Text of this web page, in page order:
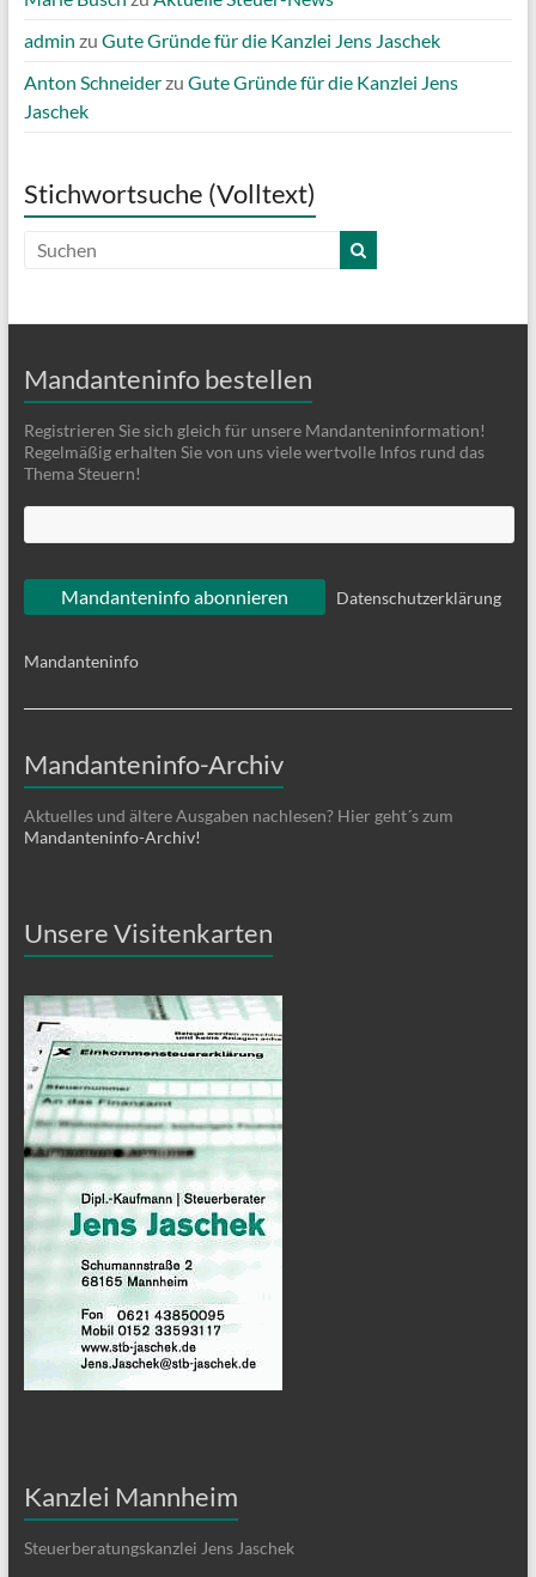
admin zu Gute Gründe für die Kanzlei Jens Jaschek
Anton Schneiderzu Gute Gründe für die Kanzlei Jens
Jaschek
Stichwortsuche (Volltext)
Mandanteninfo bestellen
Registrieren Sie sich gleich für unsere Mandanteninformation!
Regelmäßig erhalten Sie von uns viele wertvolle Infos rund das
Thema Steuern!
Datenschutzerklärung
Mandanteninfo
Mandanteninfo-Archiv
Aktuelles und ältere Ausgaben nachlesen? Hier geht´s zum
Mandanteninfo-Archiv!
Unsere Visitenkarten
Kanzlei Mannheim
Steuerberatungskanzlei Jens Jaschek